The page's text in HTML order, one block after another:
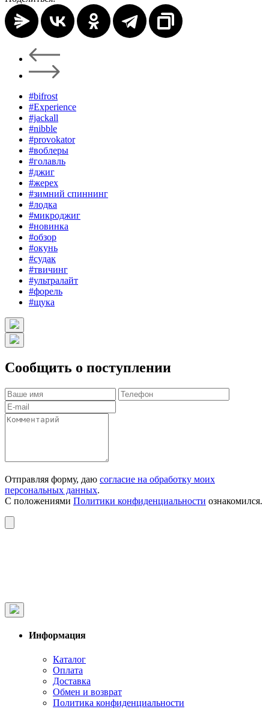
#bifrost
#Experience
#jackall
#nibble
#provokator
#воблеры
#голавль
#джиг
#жерех
#зимний спиннинг
#лодка
#микроджиг
#новинка
#обзор
#окунь
#судак
#твичинг
#ультралайт
#форель
#щука
Сообщить о поступлении
Отправляя форму, даю согласие на обработку моих
персональных данных.
С положениями Политики конфиденциальности ознакомился.
Информация
Каталог
Оплата
Доставка
Обмен и возврат
Политика конфиденциальности